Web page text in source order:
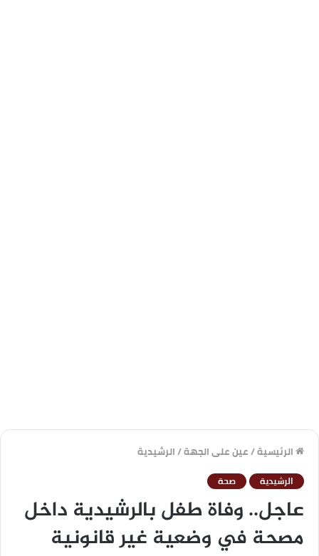
الرئيسية/عين على الجهة/الرشيدية
الرشيدية صحة
عاجل.. وفاة طفل بالرشيدية داخل
مصحة في وضعية غير قانونية